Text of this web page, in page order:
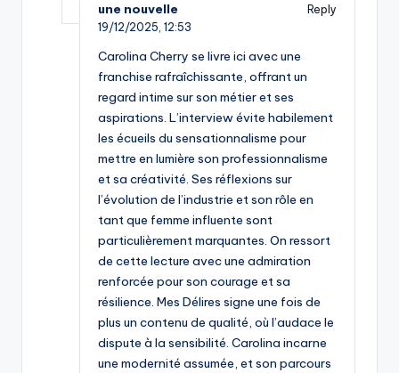
une nouvelle
Reply
19/12/2025, 12:53
Carolina Cherry se livre ici avec une
franchise rafraîchissante, offrant un
regard intime sur son métier et ses
aspirations. L’interview évite habilement
les écueils du sensationnalisme pour
mettre en lumière son professionnalisme
et sa créativité. Ses réflexions sur
l’évolution de l’industrie et son rôle en
tant que femme influente sont
particulièrement marquantes. On ressort
de cette lecture avec une admiration
renforcée pour son courage et sa
résilience. Mes Délires signe une fois de
plus un contenu de qualité, où l’audace le
dispute à la sensibilité. Carolina incarne
une modernité assumée, et son parcours